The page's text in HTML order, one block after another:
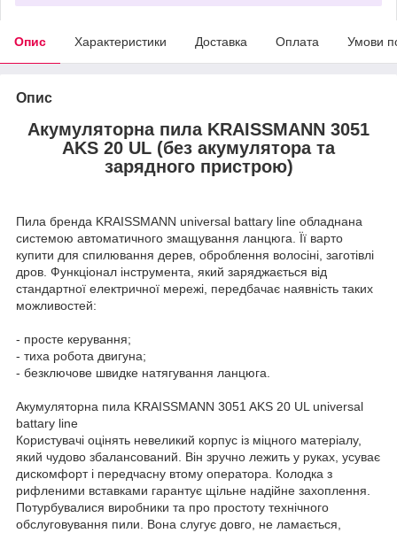
Опис Характеристики Доставка Оплата Умови
Опис
Акумуляторна пила KRAISSMANN 3051
AKS 20 UL (без акумулятора та
зарядного пристрою)
Пила бренда KRAISSMANN universal battary line обладнана
системою автоматичного змащування ланцюга. Її варто
купити для спилювання дерев, оброблення волосіні, заготівлі
дров. Функціонал інструмента, який заряджається від
стандартної електричної мережі, передбачає наявність таких
можливостей:
- просте керування;
- тиха робота двигуна;
- безключове швидке натягування ланцюга.
Акумуляторна пила KRAISSMANN 3051 AKS 20 UL universal
battary line
Користувачі оцінять невеликий корпус із міцного матеріалу,
який чудово збалансований. Він зручно лежить у руках, усуває
дискомфорт і передчасну втому оператора. Колодка з
рифленими вставками гарантує щільне надійне захоплення.
Потурбувалися виробники та про простоту технічного
обслуговування пили. Вона слугує довго, не ламається,